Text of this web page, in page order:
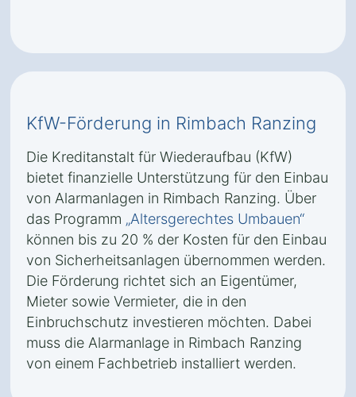
KfW-Förderung in Rimbach Ranzing
Die Kreditanstalt für Wiederaufbau (KfW)
bietet finanzielle Unterstützung für den Einbau
von Alarmanlagen in Rimbach Ranzing. Über
das Programm „Altersgerechtes Umbauen“
können bis zu 20 % der Kosten für den Einbau
von Sicherheitsanlagen übernommen werden.
Die Förderung richtet sich an Eigentümer,
Mieter sowie Vermieter, die in den
Einbruchschutz investieren möchten. Dabei
muss die Alarmanlage in Rimbach Ranzing
von einem Fachbetrieb installiert werden.